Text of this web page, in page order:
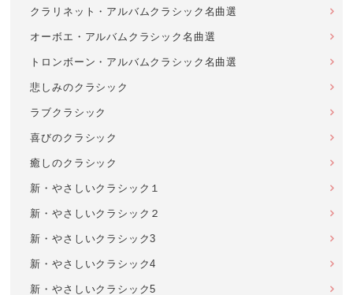
クラリネット・アルバムクラシック名曲選
オーボエ・アルバムクラシック名曲選
トロンボーン・アルバムクラシック名曲選
悲しみのクラシック
ラブクラシック
喜びのクラシック
癒しのクラシック
新・やさしいクラシック１
新・やさしいクラシック２
新・やさしいクラシック3
新・やさしいクラシック4
新・やさしいクラシック5